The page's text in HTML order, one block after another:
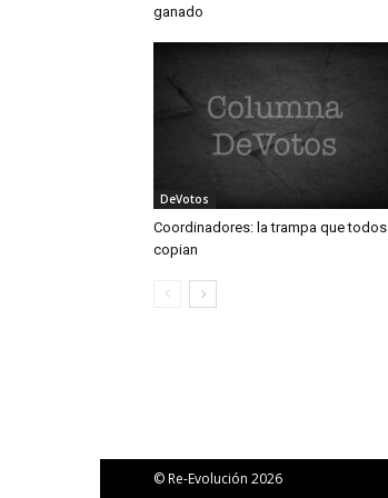
ganado
DeVotos
Coordinadores: la trampa que todos
copian
© Re-Evolución 2026